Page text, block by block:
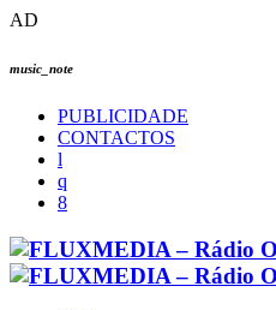
AD
music_note
PUBLICIDADE
CONTACTOS